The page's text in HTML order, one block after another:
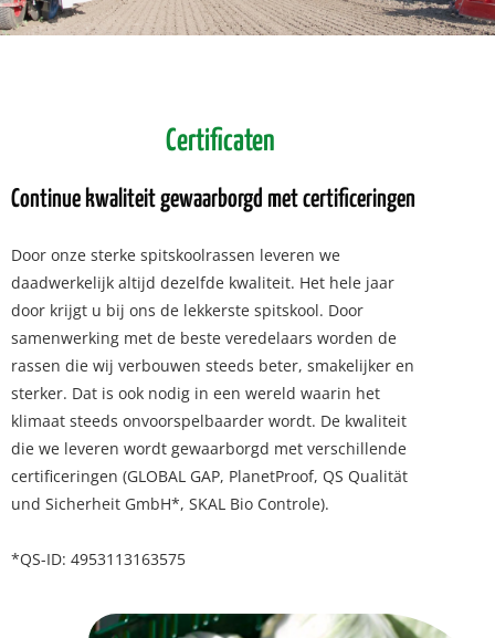
Certificaten
Continue kwaliteit gewaarborgd met certificeringen
Door onze sterke spitskoolrassen leveren we
daadwerkelijk altijd dezelfde kwaliteit. Het hele jaar
door krijgt u bij ons de lekkerste spitskool. Door
samenwerking met de beste veredelaars worden de
rassen die wij verbouwen steeds beter, smakelijker en
sterker. Dat is ook nodig in een wereld waarin het
klimaat steeds onvoorspelbaarder wordt. De kwaliteit
die we leveren wordt gewaarborgd met verschillende
certificeringen (GLOBAL GAP, PlanetProof, QS Qualität
und Sicherheit GmbH*, SKAL Bio Controle).
*QS-ID: 4953113163575